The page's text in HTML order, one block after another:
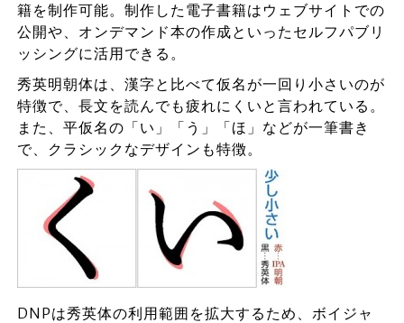
籍を制作可能。制作した電子書籍はウェブサイトでの
公開や、オンデマンド本の作成といったセルフパブリ
ッシングに活用できる。
秀英明朝体は、漢字と比べて仮名が一回り小さいのが
特徴で、長文を読んでも疲れにくいと言われている。
また、平仮名の「い」「う」「ほ」などが一筆書き
で、クラシックなデザインも特徴。
DNPは秀英体の利用範囲を拡大するため、ボイジャ